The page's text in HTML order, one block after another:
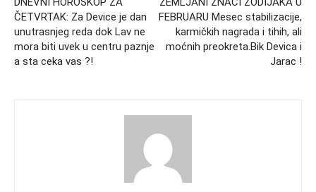
ČETVRTAK: Za Device je dan
unutrasnjeg reda dok Lav ne
mora biti uvek u centru paznje
a sta ceka vas ?!
FEBRUARU Mesec stabilizacije,
karmičkih nagrada i tihih, ali
moćnih preokreta.Bik Devica i
Jarac !